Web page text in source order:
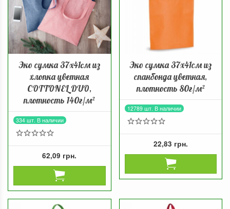
Эко сумка 37x41cм из
хлопка цветная
COTTONEL DUO,
плотность 140г/м²
334 шт. В наличии
62,09 грн.
Эко сумка 37х41см из
спанбонда цветная,
плотность 80г/м²
12789 шт. В наличии
22,83 грн.